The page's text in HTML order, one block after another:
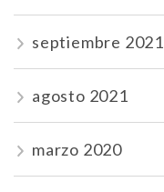
septiembre 2021
agosto 2021
marzo 2020